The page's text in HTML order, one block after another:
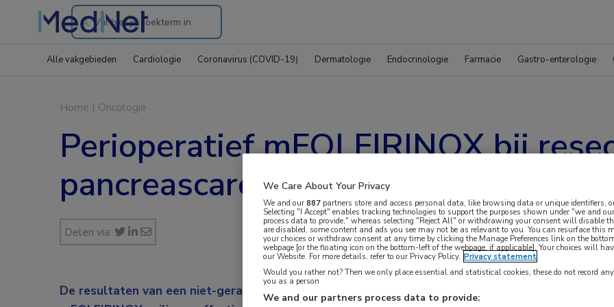
Search
the
Alle vakgebieden Cardiologie Coronavirus (COVID-19) Dermatologie Endocrinologie Farmacie Gastro-enterologie
Home | Oncologie
Perioperatief mFOLFIRINOX bij
pancreascarcinoom
Delen via:
De resultaten van een niet-gerandomiseerde studie suggereren dat perioperatief
We Care About Your Privacy
We and our887 partners store and access personal data, like browsing data or unique identifiers,
Selecting "I Accept" enables tracking technologies to support the purposes shown under "we and
process data to provide," whereas selecting "Reject All" or withdrawing your consent will disable
are disabled, some content and ads you see may not be as relevant to you. You can resurface this
your choices or withdraw consent at any time by clicking the Manage Preferences link on the
webpage [or the floating icon on the bottom-left of the webpage, if applicable]. Your choices will
our Website. For more details, refer to our Privacy Policy. Privacy statement
Would you rather not? Then we only place essential and statistical cookies, these do not record
you as a person
We and our partners process data to provide: